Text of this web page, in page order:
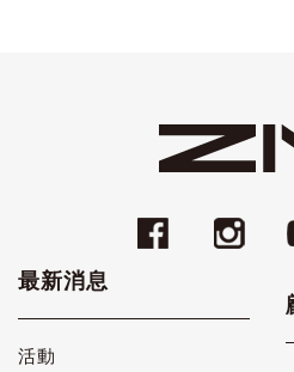
最新消息
活動